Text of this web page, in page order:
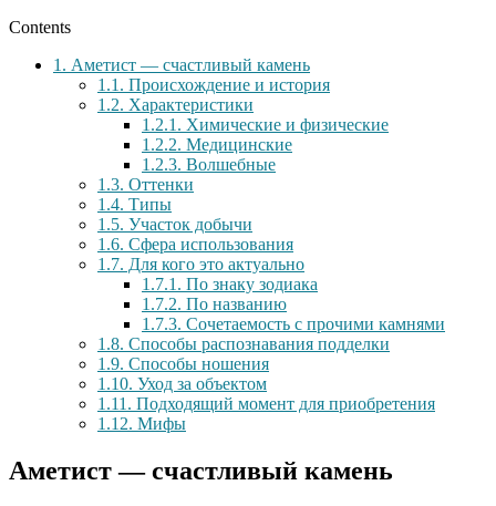
Contents
1. Аметист — счастливый камень
1.1. Происхождение и история
1.2. Характеристики
1.2.1. Химические и физические
1.2.2. Медицинские
1.2.3. Волшебные
1.3. Оттенки
1.4. Типы
1.5. Участок добычи
1.6. Сфера использования
1.7. Для кого это актуально
1.7.1. По знаку зодиака
1.7.2. По названию
1.7.3. Сочетаемость с прочими камнями
1.8. Способы распознавания подделки
1.9. Способы ношения
1.10. Уход за объектом
1.11. Подходящий момент для приобретения
1.12. Мифы
Аметист — счастливый камень